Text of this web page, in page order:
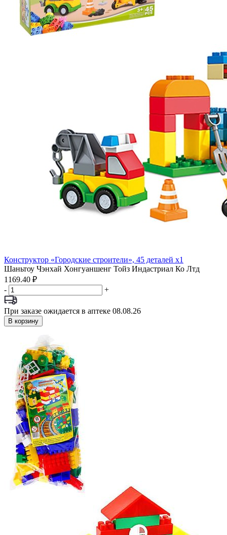
Конструктор «Городские строители», 45 деталей x1
Шаньтоу Чэнхай Хонгуаншенг Тойз Индастриал Ко Лтд
1169.40 ₽
-
+
При заказе ожидается в аптеке 08.08.26
В корзину